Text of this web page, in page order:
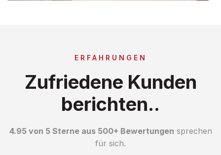
ERFAHRUNGEN
Zufriedene Kunden
berichten..
4.95 von 5 Sterne aus 500+ Bewertungen sprechen
für sich.